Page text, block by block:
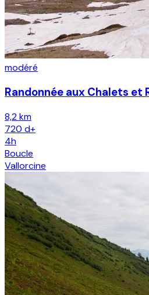
modéré
Randonnée aux Chalets et
8,2 km
720 d+
4h
Boucle
Vallorcine